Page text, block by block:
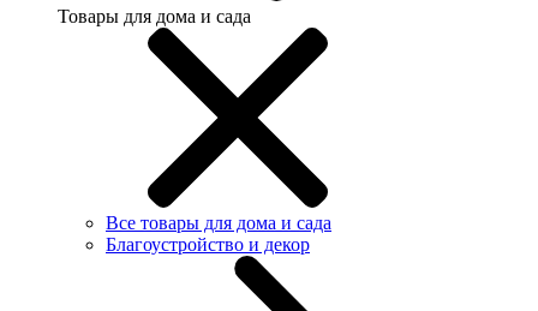
Товары для дома и сада
Все товары для дома и сада
Благоустройство и декор